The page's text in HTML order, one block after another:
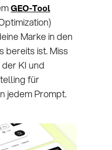
GEO-Tool
Marke in den
bereits ist. Miss
KI und
für
jedem Prompt.